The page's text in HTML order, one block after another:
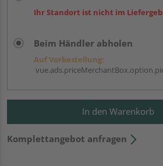
Ihr Standort ist nicht im
Beim Händler abholen
Auf Vorbestellung:
In den Warenkorb
Komplettangebot anfragen